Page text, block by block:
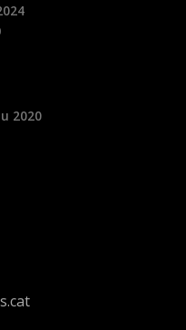
2020